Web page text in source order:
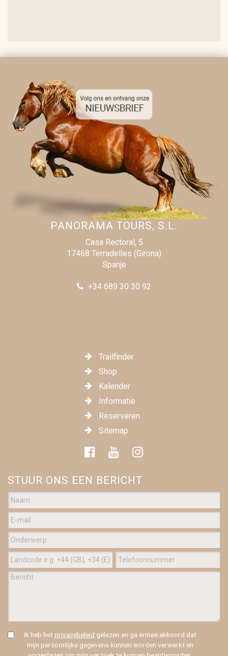
PANORAMA TOURS, S.L.
Casa Rectoral, 5
17468 Terradelles (Girona)
Spanje
+34 689 30 30 92
Trailfinder
Shop
Kalender
Informatie
Reserveren
Sitemap
STUUR ONS EEN BERICHT
Ik heb het privacybeleid gelezen en ga ermee akkoord dat
mijn persoonlijke gegevens kunnen worden verwerkt en